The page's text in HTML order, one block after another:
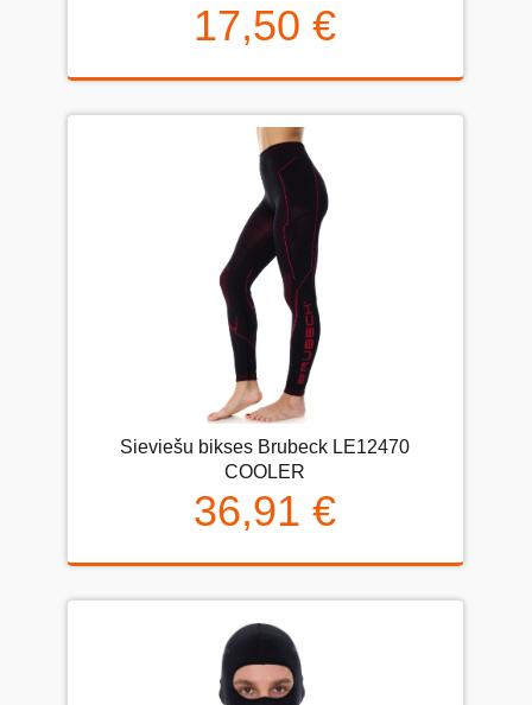
17,50 €
Sieviešu bikses Brubeck LE12470
COOLER
36,91 €